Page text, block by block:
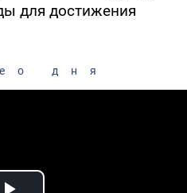
для достижения
дня